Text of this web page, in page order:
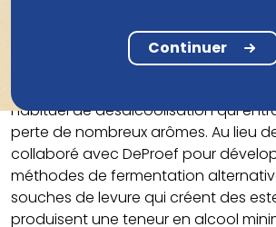
Ce qui rend cette bière unique, c'est
brassée naturellement, sans le
habituel de désalcoolisation qui
perte de nombreux arômes. Au lieu
collaboré avec DeProef pour
méthodes de fermentation
souches de levure qui créent des
produisent une teneur en alcool
Continuer